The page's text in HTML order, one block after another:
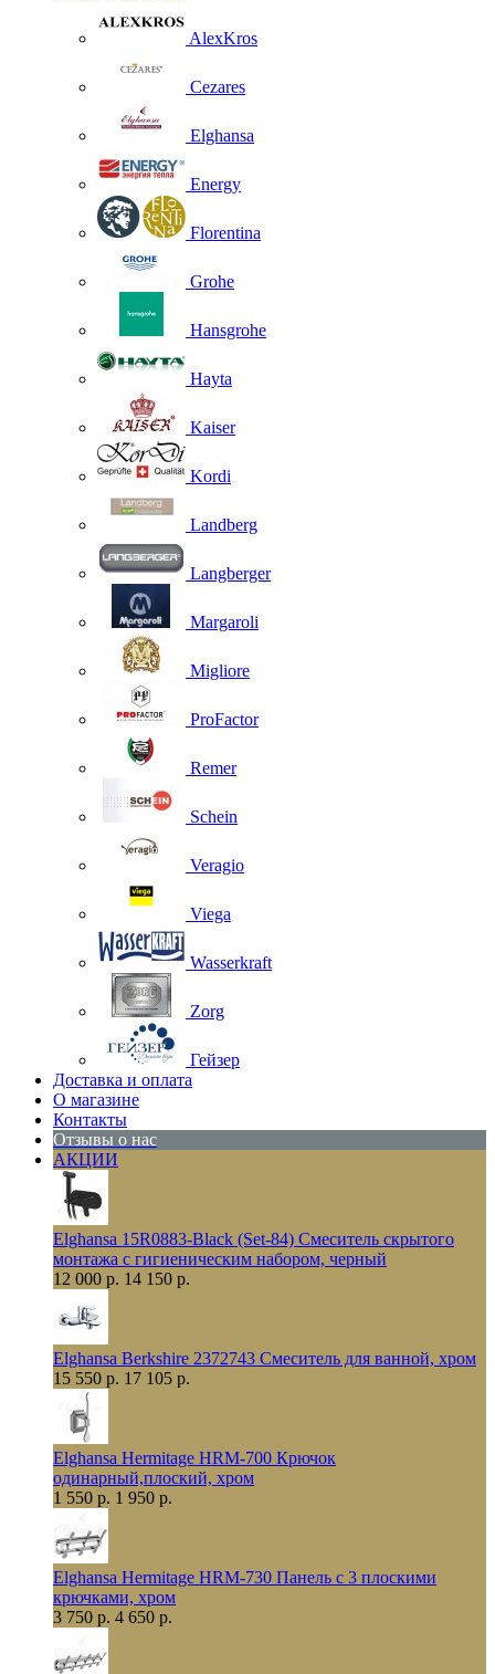
AlexKros
Cezares
Elghansa
Energy
Florentina
Grohe
Hansgrohe
Hayta
Kaiser
Kordi
Landberg
Langberger
Margaroli
Migliore
ProFactor
Remer
Schein
Veragio
Viega
Wasserkraft
Zorg
Гейзер
Доставка и оплата
О магазине
Контакты
Отзывы о нас
АКЦИИ
Elghansa 15R0883-Black (Set-84) Смеситель скрытого
монтажа с гигиеническим набором, черный
12 000 р. 14 150 р.
Elghansa Berkshire 2372743 Смеситель для ванной, хром
15 550 р. 17 105 р.
Elghansa Hermitage HRM-700 Крючок
одинарный,плоский, хром
1 550 р. 1 950 р.
Elghansa Hermitage HRM-730 Панель с 3 плоскими
крючками, хром
3 750 р. 4 650 р.